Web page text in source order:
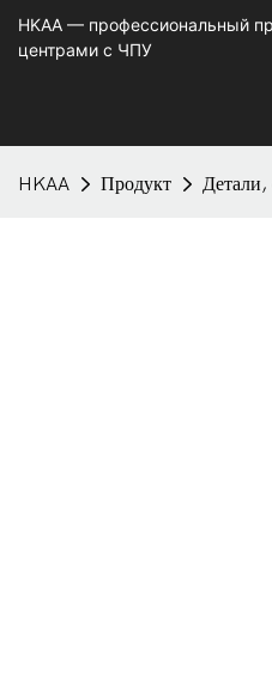
HKAA — профессиональный
центрами с ЧПУ
HKAA Продукт Детали,